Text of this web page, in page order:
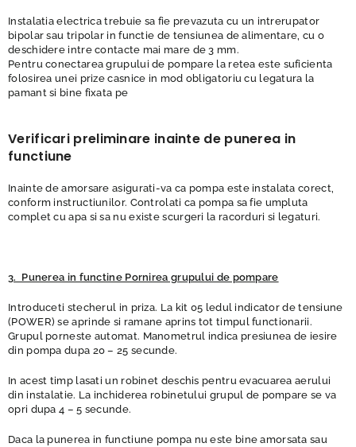
Instalatia electrica trebuie sa fie prevazuta cu un intrerupator
bipolar sau tripolar in functie de tensiunea de alimentare, cu o
deschidere intre contacte mai mare de 3 mm.
Pentru conectarea grupului de pompare la retea este suficienta
folosirea unei prize casnice in mod obligatoriu cu legatura la
pamant si bine fixata pe
Verificari preliminare inainte de punerea in
functiune
Inainte de amorsare asigurati-va ca pompa este instalata corect,
conform instructiunilor. Controlati ca pompa sa fie umpluta
complet cu apa si sa nu existe scurgeri la racorduri si legaturi.
3. Punerea in functine Pornirea grupului de pompare
Introduceti stecherul in priza. La kit 05 ledul indicator de tensiune
(POWER) se aprinde si ramane aprins tot timpul functionarii.
Grupul porneste automat. Manometrul indica presiunea de iesire
din pompa dupa 20 – 25 secunde.
In acest timp lasati un robinet deschis pentru evacuarea aerului
din instalatie. La inchiderea robinetului grupul de pompare se va
opri dupa 4 – 5 secunde.
Daca la punerea in functiune pompa nu este bine amorsata sau